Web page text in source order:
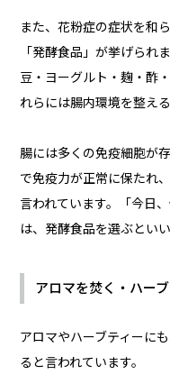
また、花粉症の症状を和
「発酵食品」が挙げられ
豆・ヨーグルト・麹・酢
れらには腸内環境を整え
腸には多くの免疫細胞が
で免疫力が正常に保たれ
言われています。「今日
は、発酵食品を選ぶといい
アロマを焚く・ハー
アロマやハーブティーに
ると言われています。